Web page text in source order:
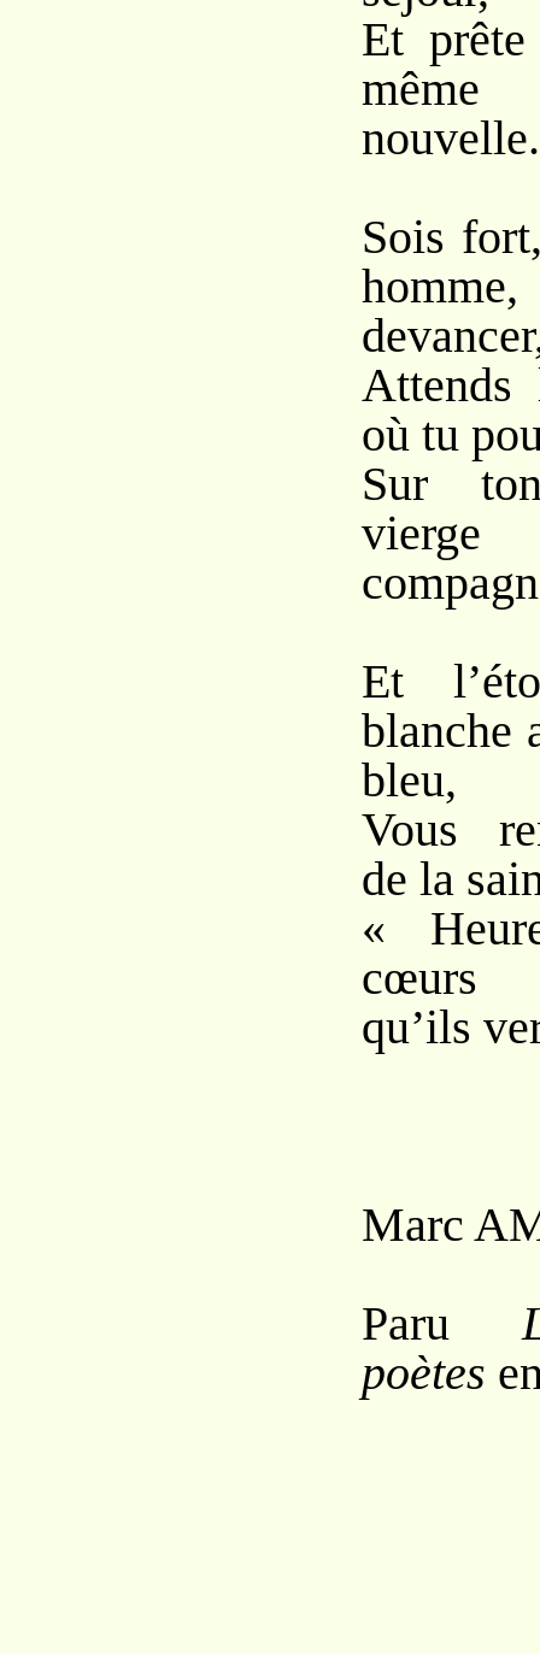
Et
même
nouvelle.
Sois
Attends
où tu
Sur
vierge
Et
blanche
bleu,
Vous
de la
«
cœurs
qu’ils
Marc A
Paru
poètes